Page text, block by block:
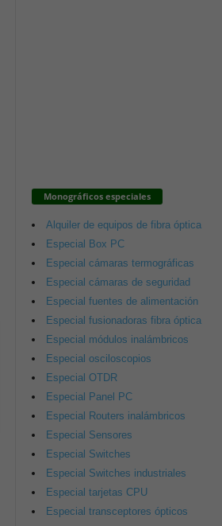
Monográficos especiales
Alquiler de equipos de fibra óptica
Especial Box PC
Especial cámaras termográficas
Especial cámaras de seguridad
Especial fuentes de alimentación
Especial fusionadoras fibra óptica
Especial módulos inalámbricos
Especial osciloscopios
Especial OTDR
Especial Panel PC
Especial Routers inalámbricos
Especial Sensores
Especial Switches
Especial Switches industriales
Especial tarjetas CPU
Especial transceptores ópticos